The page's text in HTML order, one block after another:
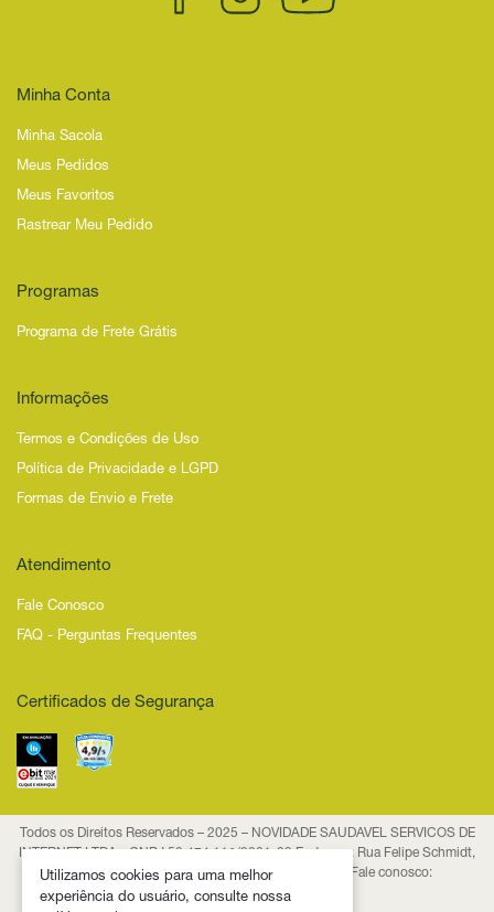
Minha Conta
Minha Sacola
Meus Pedidos
Meus Favoritos
Rastrear Meu Pedido
Programas
Programa de Frete Grátis
Informações
Termos e Condições de Uso
Política de Privacidade e LGPD
Formas de Envio e Frete
Atendimento
Fale Conosco
FAQ - Perguntas Frequentes
Certificados de Segurança
Todos os Direitos Reservados – 2025 – NOVIDADE SAUDAVEL SERVICOS DE
INTERNET LTDA - CNPJ 53.474.116/0001-29 Endereço: Rua Felipe Schmidt,
835, Centro, CEP 88.010-001, Florianópolis/SC Fale conosco:
contato@novidadesaudavel.com.br
Utilizamos cookies para uma melhor
experiência do usuário, consulte nossa